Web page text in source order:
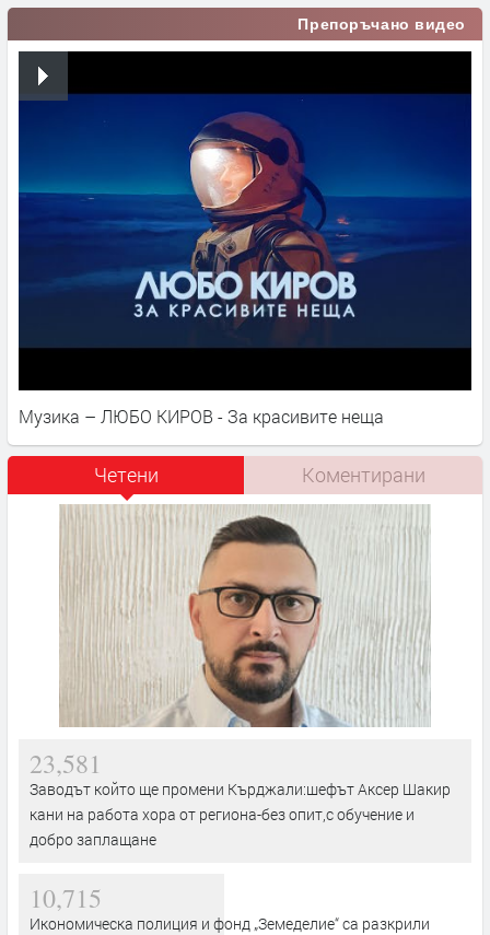
Препоръчано видео
Музика – ЛЮБО КИРОВ - За красивите неща
Четени Коментирани
23,581
Заводът който ще промени Кърджали:шефът Аксер Шакир
кани на работа хора от региона-без опит,с обучение и
добро заплащане
10,715
Икономическа полиция и фонд „Земеделие“ са разкрили